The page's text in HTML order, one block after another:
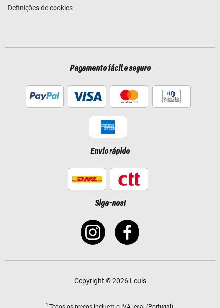
Definições de cookies
Pagamento fácil e seguro
Envio rápido
Siga-nos!
Copyright © 2026 Louis
1 Todos os preços incluem o IVA legal (Portugal).